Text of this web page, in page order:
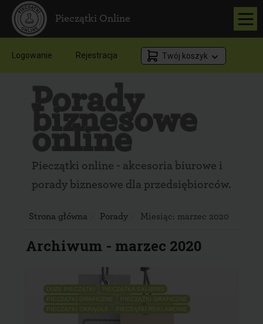
Pieczątki Online
Logowanie Rejestracja Twój koszyk
Porady
biznesowe
online
Pieczątki online - akcesoria biurowe i
porady biznesowe dla przedsiębiorców.
Strona główna Porady Miesiąc: marzec 2020
Archiwum - marzec 2020
DUŻE PIECZĄTKI
PIECZĄTKA EXLIBRIS
PIECZĄTKI GRAFICZNE
PIECZĄTKI GRAFICZNE
PIECZĄTKI OKRĄGŁE
PIECZĄTKI REKLAMOWE